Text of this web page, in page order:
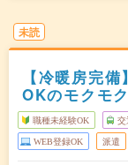
未読
【冷暖房完
OKのモクモ
職種未経験OK 交
WEB登録OK 派遣